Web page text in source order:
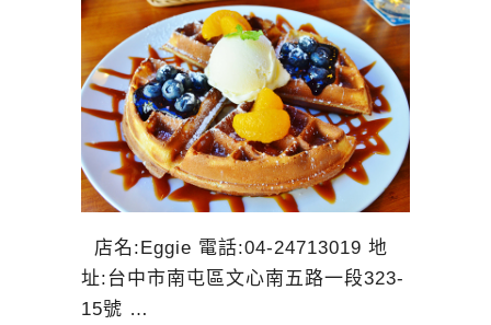
店名:Eggie 電話:04-24713019 地
址:台中市南屯區文心南五路一段323-
15號 …